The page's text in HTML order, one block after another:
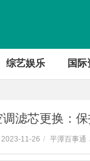
综艺娱乐 国际
调滤芯更换：
2023-11-26 / 平潭百事通